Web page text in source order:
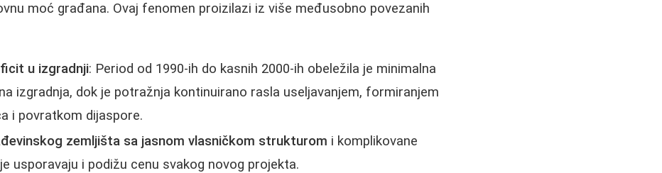
moć građana. Ovaj fenomen proizilazi iz više međusobno povezanih
u izgradnji: Period od 1990-ih do kasnih 2000-ih obeležila je minimalna
izgradnja, dok je potražnja kontinuirano rasla useljavanjem, formiranjem
i povratkom dijaspore.
zemljišta sa jasnom vlasničkom strukturom i komplikovane
usporavaju i podižu cenu svakog novog projekta.